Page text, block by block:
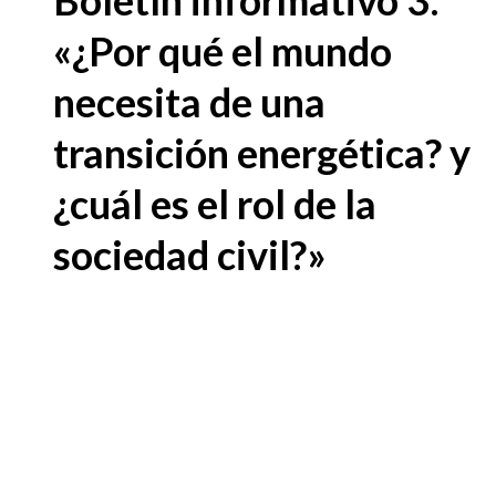
«¿Por qué el mundo
necesita de una
transición energética? y
¿cuál es el rol de la
sociedad civil?»